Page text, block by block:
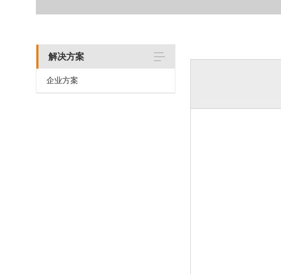
解决方案
企业方案